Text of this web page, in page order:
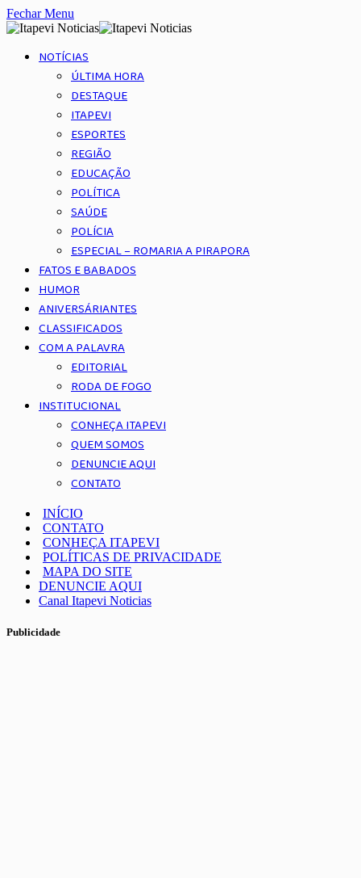
Fechar Menu
NOTÍCIAS
ÚLTIMA HORA
DESTAQUE
ITAPEVI
ESPORTES
REGIÃO
EDUCAÇÃO
POLÍTICA
SAÚDE
POLÍCIA
ESPECIAL – ROMARIA A PIRAPORA
FATOS E BABADOS
HUMOR
ANIVERSÁRIANTES
CLASSIFICADOS
COM A PALAVRA
EDITORIAL
RODA DE FOGO
INSTITUCIONAL
CONHEÇA ITAPEVI
QUEM SOMOS
DENUNCIE AQUI
CONTATO
INÍCIO
CONTATO
CONHEÇA ITAPEVI
POLÍTICAS DE PRIVACIDADE
MAPA DO SITE
DENUNCIE AQUI
Canal Itapevi Noticias
Publicidade